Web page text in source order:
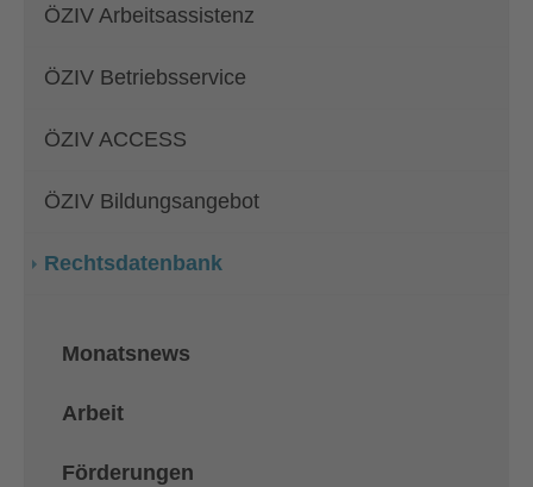
ÖZIV Arbeitsassistenz
ÖZIV Betriebsservice
ÖZIV ACCESS
ÖZIV Bildungsangebot
Rechtsdatenbank
Monatsnews
Arbeit
Förderungen